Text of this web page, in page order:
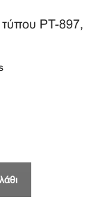
τύπου PT-897,